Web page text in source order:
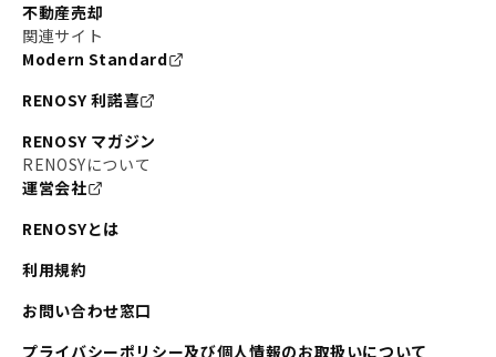
不動産売却
関連サイト
Modern Standard
RENOSY 利諾喜
RENOSY マガジン
RENOSYについて
運営会社
RENOSYとは
利用規約
お問い合わせ窓口
プライバシーポリシー及び個人情報のお取扱いについて